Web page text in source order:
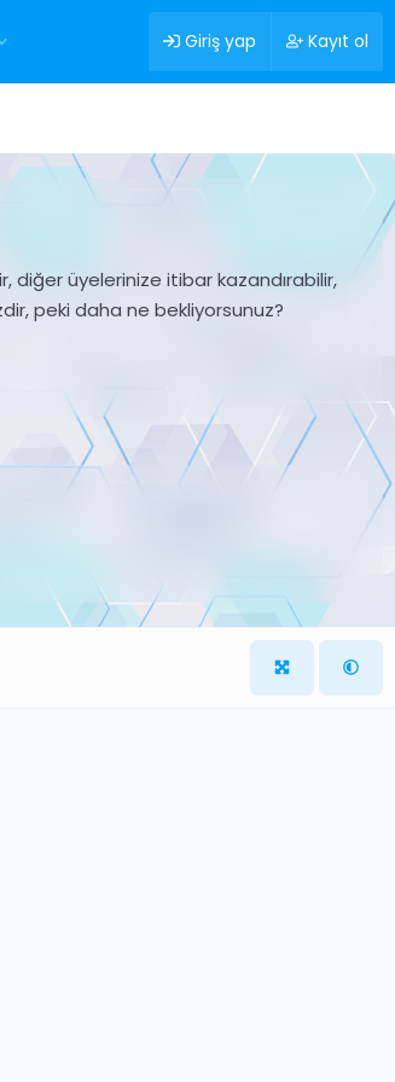
Giriş yap Kayıt ol
diğer üyelerinize itibar kazandırabilir,
peki daha ne bekliyorsunuz?